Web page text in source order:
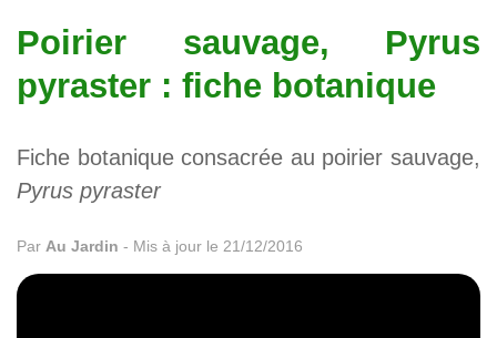
Poirier sauvage, Pyrus
pyraster : fiche botanique
Fiche botanique consacrée au poirier sauvage,
Pyrus pyraster
Par Au Jardin - Mis à jour le 21/12/2016